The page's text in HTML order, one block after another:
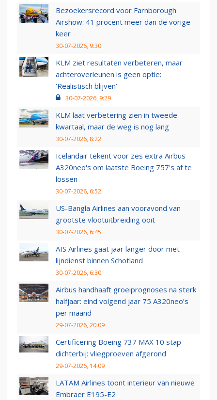
Bezoekersrecord voor Farnborough
Airshow: 41 procent meer dan de vorige
keer
30-07-2026, 9:30
KLM ziet resultaten verbeteren, maar
achteroverleunen is geen optie:
‘Realistisch blijven’
30-07-2026, 9:29
KLM laat verbetering zien in tweede
kwartaal, maar de weg is nog lang
30-07-2026, 8:22
Icelandair tekent voor zes extra Airbus
A320neo's om laatste Boeing 757's af te
lossen
30-07-2026, 6:52
US-Bangla Airlines aan vooravond van
grootste vlootuitbreiding ooit
30-07-2026, 6:45
AIS Airlines gaat jaar langer door met
lijndienst binnen Schotland
30-07-2026, 6:30
Airbus handhaaft groeiprognoses na sterk
halfjaar: eind volgend jaar 75 A320neo’s
per maand
29-07-2026, 20:09
Certificering Boeing 737 MAX 10 stap
dichterbij: vliegproeven afgerond
29-07-2026, 14:09
LATAM Airlines toont interieur van nieuwe
Embraer E195-E2